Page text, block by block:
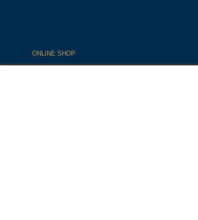
ONLINE SHOP